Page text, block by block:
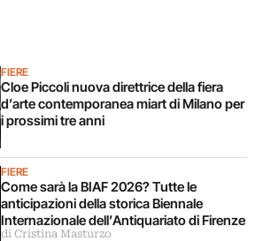
FIERE
Cloe Piccoli nuova direttrice della fiera
d’arte contemporanea miart di Milano per
i prossimi tre anni
FIERE
Come sarà la BIAF 2026? Tutte le
anticipazioni della storica Biennale
Internazionale dell’Antiquariato di Firenze
di Cristina Masturzo